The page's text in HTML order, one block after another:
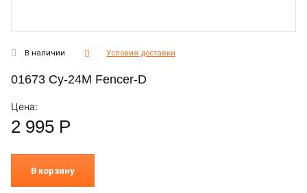
В наличии Условия доставки
01673 Су-24М Fencer-D
Цена:
2 995 Р
В корзину